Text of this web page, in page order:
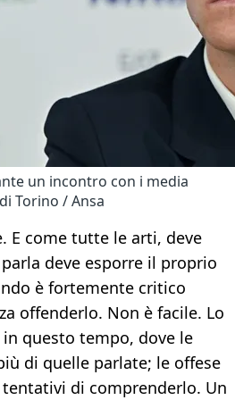
un incontro con i media
Torino / Ansa
E come tutte le arti, deve
deve esporre il proprio
è fortemente critico
offenderlo. Non è facile. Lo
questo tempo, dove le
di quelle parlate; le offese
di comprenderlo. Un